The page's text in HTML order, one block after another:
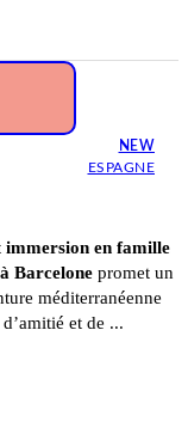
NEW
ESPAGNE
immersion en famille
Barcelone promet un
méditerranéenne
et de ...